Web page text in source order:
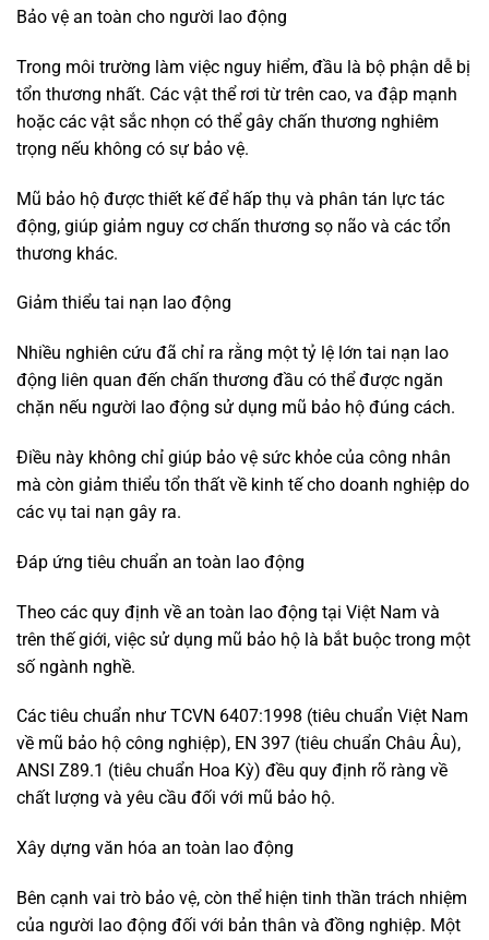
Bảo vệ an toàn cho người lao động
Trong môi trường làm việc nguy hiểm, đầu là bộ phận dễ bị
tổn thương nhất. Các vật thể rơi từ trên cao, va đập mạnh
hoặc các vật sắc nhọn có thể gây chấn thương nghiêm
trọng nếu không có sự bảo vệ.
Mũ bảo hộ được thiết kế để hấp thụ và phân tán lực tác
động, giúp giảm nguy cơ chấn thương sọ não và các tổn
thương khác.
Giảm thiểu tai nạn lao động
Nhiều nghiên cứu đã chỉ ra rằng một tỷ lệ lớn tai nạn lao
động liên quan đến chấn thương đầu có thể được ngăn
chặn nếu người lao động sử dụng mũ bảo hộ đúng cách.
Điều này không chỉ giúp bảo vệ sức khỏe của công nhân
mà còn giảm thiểu tổn thất về kinh tế cho doanh nghiệp do
các vụ tai nạn gây ra.
Đáp ứng tiêu chuẩn an toàn lao động
Theo các quy định về an toàn lao động tại Việt Nam và
trên thế giới, việc sử dụng mũ bảo hộ là bắt buộc trong một
số ngành nghề.
Các tiêu chuẩn như TCVN 6407:1998 (tiêu chuẩn Việt Nam
về mũ bảo hộ công nghiệp), EN 397 (tiêu chuẩn Châu Âu),
ANSI Z89.1 (tiêu chuẩn Hoa Kỳ) đều quy định rõ ràng về
chất lượng và yêu cầu đối với mũ bảo hộ.
Xây dựng văn hóa an toàn lao động
Bên cạnh vai trò bảo vệ, còn thể hiện tinh thần trách nhiệm
của người lao động đối với bản thân và đồng nghiệp. Một